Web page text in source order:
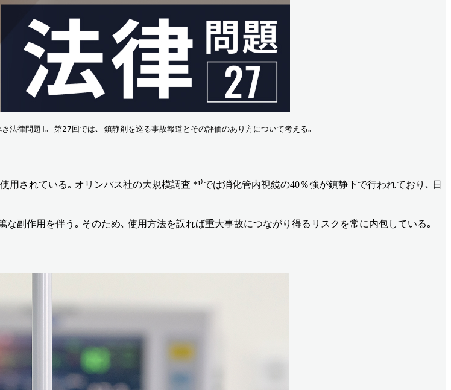
法律問題｣｡ 第27回では､ 鎮静剤を巡る事故報道とその評価のあり方について考える｡
されている｡ オリンパス社の大規模調査 *¹⁾では消化管内視鏡の40％強が鎮静下で行われており､ 日
副作用を伴う｡ そのため､ 使用方法を誤れば重大事故につながり得るリスクを常に内包している｡